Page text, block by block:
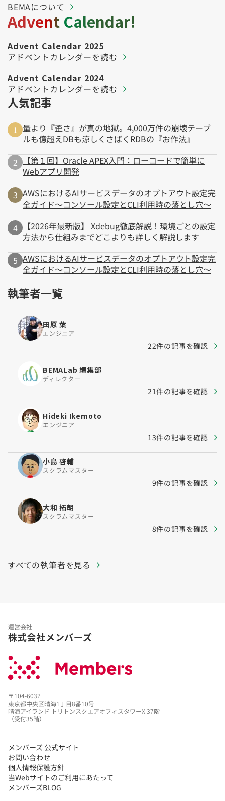
BEMAについて
Advent Calendar!
Advent Calendar 2025
アドベントカレンダーを読む
Advent Calendar 2024
アドベントカレンダーを読む
人気記事
量より『歪さ』が真の地獄。4,000万件の崩壊テーブ
ルも億超えDBも涼しくさばくRDBの『お作法』
【第１回】Oracle APEX入門：ローコードで簡単に
Webアプリ開発
AWSにおけるAIサービスデータのオプトアウト設定完
全ガイド～コンソール設定とCLI利用時の落とし穴～
【2026年最新版】 Xdebug徹底解説！環境ごとの設定
方法から仕組みまでどこよりも詳しく解説します
AWSにおけるAIサービスデータのオプトアウト設定完
全ガイド～コンソール設定とCLI利用時の落とし穴～
執筆者一覧
田原 葉
エンジニア
22件の記事を確認
BEMALab 編集部
ディレクター
21件の記事を確認
Hideki Ikemoto
エンジニア
13件の記事を確認
小島 啓輔
スクラムマスター
9件の記事を確認
大和 拓朗
スクラムマスター
8件の記事を確認
すべての執筆者を見る
運営会社
株式会社メンバーズ
〒104-6037
東京都中央区晴海1丁目8番10号
晴海アイランド トリトンスクエアオフィスタワーX 37階
（受付35階）
メンバーズ 公式サイト
お問い合わせ
個人情報保護方針
当Webサイトのご利用にあたって
メンバーズBLOG